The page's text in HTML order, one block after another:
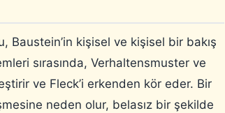
kişisel ve kişisel bir bakış
sırasında, Verhaltensmuster ve
ve Fleck’i erkenden kör eder. Bir
neden olur, belasız bir şekilde